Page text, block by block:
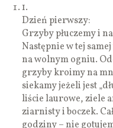
1.
Dzień pierwszy:
Grzyby płuczemy i
Następnie w tej
na wolnym ogniu.
grzyby kroimy na
siekamy jeżeli jest
liście laurowe, ziele
ziarnisty i boczek.
godziny – nie